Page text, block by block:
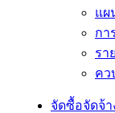
แผ
กา
รา
คว
จัดซื้อจัดจ้า